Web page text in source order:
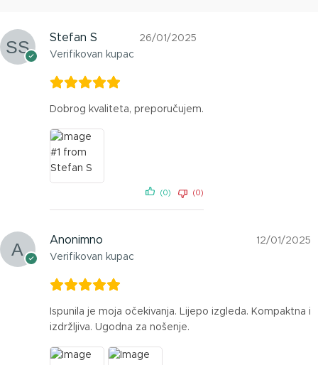
Stefan S
Verifikovan kupac
26/01/2025
Dobrog kvaliteta, preporučujem.
(0) (0)
Anonimno
Verifikovan kupac
12/01/2025
Ispunila je moja očekivanja. Lijepo izgleda. Kompaktna i
izdržljiva. Ugodna za nošenje.